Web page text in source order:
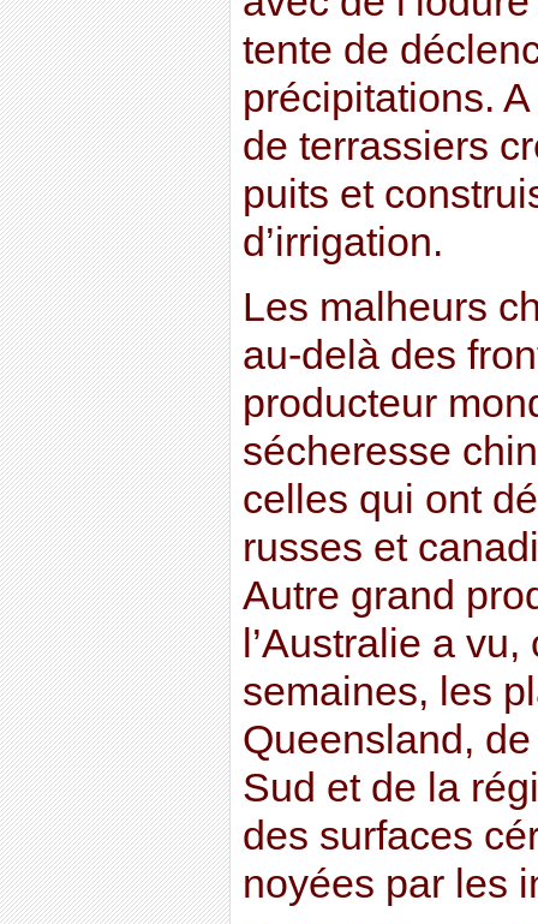
tente de
précipitations.
de terrassiers
puits et
d’irrigation.
Les malheurs
au-delà des
producteur
sécheresse
celles qui ont
russes et
Autre grand
l’Australie a
semaines, les
Queensland,
Sud et de la
des surfaces
noyées par les